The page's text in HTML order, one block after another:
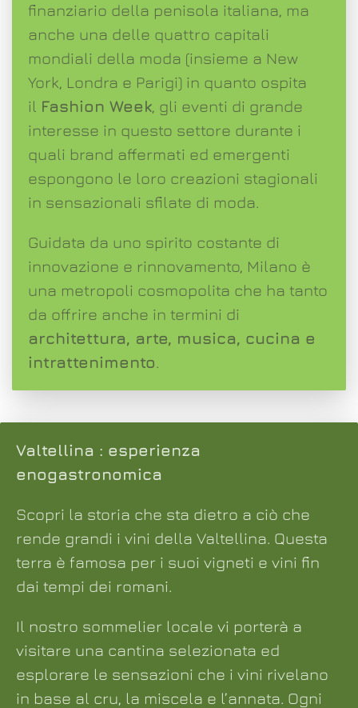
finanziario della penisola italiana, ma
anche una delle quattro capitali
mondiali della moda (insieme a New
York, Londra e Parigi) in quanto ospita
il Fashion Week, gli eventi di grande
interesse in questo settore durante i
quali brand affermati ed emergenti
espongono le loro creazioni stagionali
in sensazionali sfilate di moda.
Guidata da uno spirito costante di
innovazione e rinnovamento, Milano è
una metropoli cosmopolita che ha tanto
da offrire anche in termini di
architettura, arte, musica, cucina e
intrattenimento.
Valtellina : esperienza
enogastronomica
Scopri la storia che sta dietro a ciò che
rende grandi i vini della Valtellina. Questa
terra è famosa per i suoi vigneti e vini fin
dai tempi dei romani.
Il nostro sommelier locale vi porterà a
visitare una cantina selezionata ed
esplorare le sensazioni che i vini rivelano
in base al cru, la miscela e l’annata. Ogni